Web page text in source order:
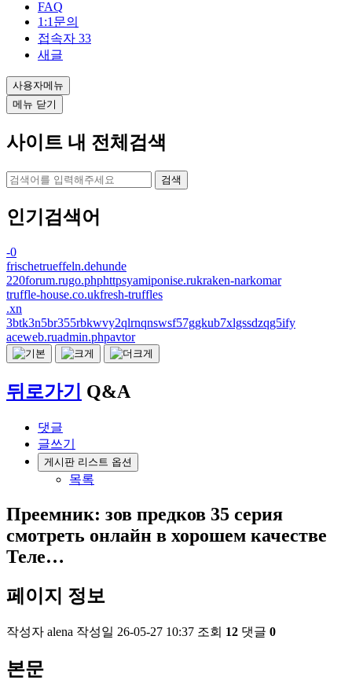
FAQ
1:1문의
접속자 33
새글
사용자메뉴
메뉴 닫기
사이트 내 전체검색
검색
인기검색어
-0
frischetrueffeln.dehunde
220forum.rugo.phphttpsyamiponise.rukraken-narkomar
truffle-house.co.ukfresh-truffles
.xn
3btk3n5br355rbkwvy2qlrnqnswsf57ggkub7xlgssdzqg5ify
aceweb.ruadmin.phpavtor
뒤로가기 Q&A
댓글
글쓰기
게시판 리스트 옵션
목록
Преемник: зов предков 35 серия
смотреть онлайн в хорошем качестве
Теле…
페이지 정보
작성자 alena 작성일 26-05-27 10:37 조회 12 댓글 0
본문